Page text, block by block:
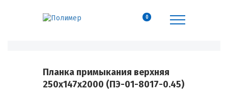
0
Планка примыкания верхняя
250х147х2000 (ПЭ-01-8017-0.45)